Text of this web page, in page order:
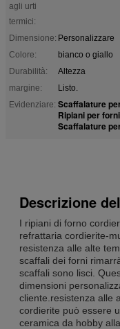
agli urti
termici:
Dimensione: Personalizzare
Colore:
bianco o giallo
Durabilità:
Altezza
margine:
Listo.
Evidenziare: Scaffalature
Ripiani per
Scaffalature
Descrizione
I ripiani di forno
refrattaria cordierite-
resistenza alle alte
scaffali dei forni
scaffali sono lisci.
dimensioni
cliente.resistenza alle
cordierite può essere
ceramica da hobby